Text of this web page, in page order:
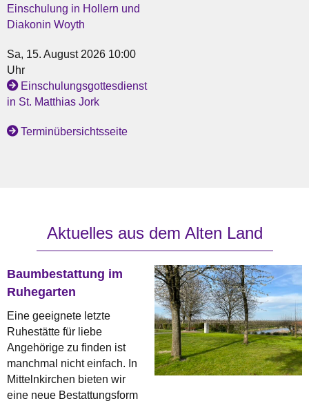
Einschulung in Hollern und
Diakonin Woyth
Sa, 15. August 2026 10:00
Uhr
Einschulungsgottesdienst
in St. Matthias Jork
Terminübersichtsseite
Aktuelles aus dem Alten Land
Baumbestattung im
Ruhegarten
Eine geeignete letzte
Ruhestätte für liebe
Angehörige zu finden ist
manchmal nicht einfach. In
Mittelnkirchen bieten wir
eine neue Bestattungsform